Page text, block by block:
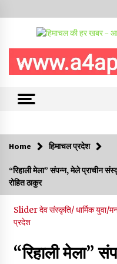
शिमला पुलिस में बड़ी अनुशासनात्मक
07/08/2026
संसद में दी
रूपी भावा
Home हिमाचल प्रदेश
“रिहाली मेला” संपन्न, मेले प्राचीन
रोहित ठाकुर
Sliderदेव संस्कृति/ धार्मिकयुवा/
प्रदेश
“रिहाली मेला”